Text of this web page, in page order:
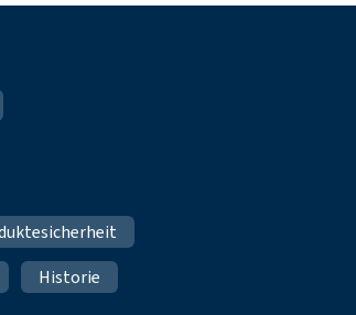
Historie